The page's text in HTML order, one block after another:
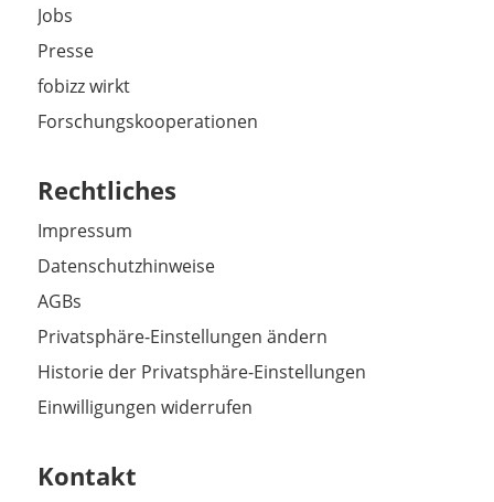
Jobs
Presse
fobizz wirkt
Forschungskooperationen
Rechtliches
Impressum
Datenschutzhinweise
AGBs
Privatsphäre-Einstellungen ändern
Historie der Privatsphäre-Einstellungen
Einwilligungen widerrufen
Kontakt